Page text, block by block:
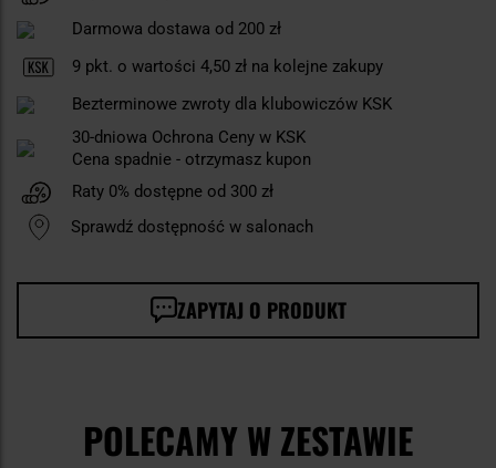
Darmowa dostawa od 200 zł
9 pkt. o wartości 4,50 zł na kolejne zakupy
Bezterminowe zwroty dla klubowiczów KSK
30-dniowa Ochrona Ceny w KSK
Cena spadnie - otrzymasz kupon
Raty 0% dostępne od 300 zł
Sprawdź dostępność w salonach
ZAPYTAJ O PRODUKT
POLECAMY W ZESTAWIE